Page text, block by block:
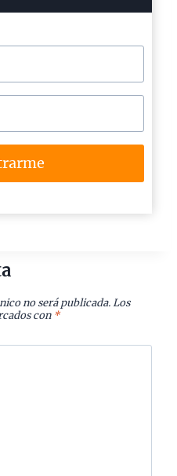
no será publicada. Los
con *